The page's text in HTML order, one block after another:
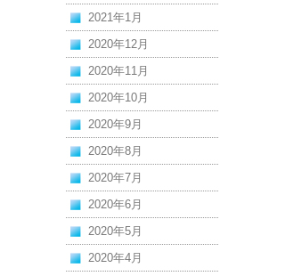
2021年1月
2020年12月
2020年11月
2020年10月
2020年9月
2020年8月
2020年7月
2020年6月
2020年5月
2020年4月